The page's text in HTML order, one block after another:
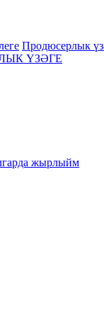
Продюсерлык
ҮЗӘГЕ
жырлыйм